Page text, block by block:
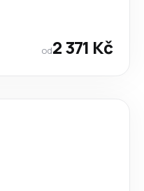
od2 371 Kč